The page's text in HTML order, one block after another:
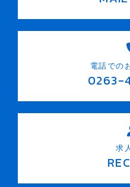
電話での
0263-
求